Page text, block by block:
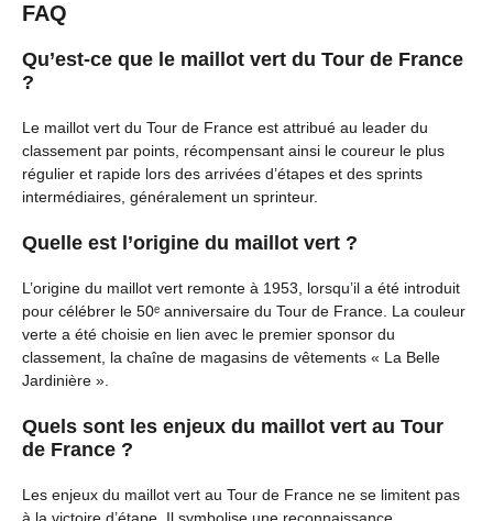
FAQ
Qu’est-ce que le maillot vert du Tour de France
?
Le maillot vert du Tour de France est attribué au leader du
classement par points, récompensant ainsi le coureur le plus
régulier et rapide lors des arrivées d’étapes et des sprints
intermédiaires, généralement un sprinteur.
Quelle est l’origine du maillot vert ?
L’origine du maillot vert remonte à 1953, lorsqu’il a été introduit
pour célébrer le 50ᵉ anniversaire du Tour de France. La couleur
verte a été choisie en lien avec le premier sponsor du
classement, la chaîne de magasins de vêtements « La Belle
Jardinière ».
Quels sont les enjeux du maillot vert au Tour
de France ?
Les enjeux du maillot vert au Tour de France ne se limitent pas